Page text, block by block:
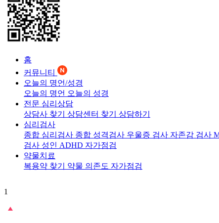
홈
커뮤니티
오늘의 명언/성경
오늘의 명언 오늘의 성경
전문 심리상담
상담사 찾기 상담센터 찾기 상담하기
심리검사
종합 심리검사 종합 성격검사 우울증 검사 자존감 검사
검사 성인 ADHD 자가점검
약물치료
복용약 찾기 약물 의존도 자가점검
1